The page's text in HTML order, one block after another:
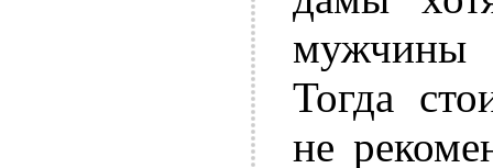
мужчины
Тогда
не